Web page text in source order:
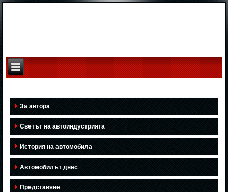
За автора
Светът на автоиндустрията
История на автомобила
Автомобилът днес
Представяне